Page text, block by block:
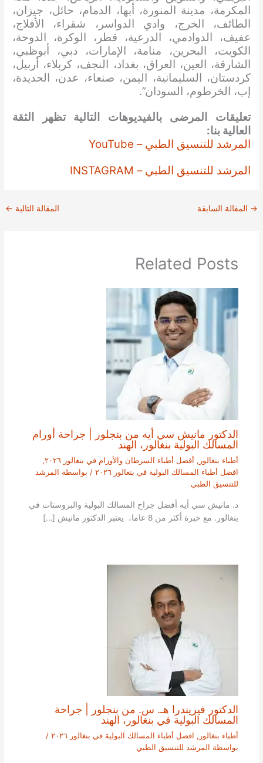
المكرمة، مدينة المنورة، أبها، الدمام، حائل، جيزان،
الطائف، الخرج، وادي الدواسر، شقراء، الأفلاج،
عفيف، الدوادمي، الدرعية، قطر، الوكرة، الدوحة،
الكويت، البحرين، منامة، الإمارات، دبي، أبوظبي،
الشارقة، العين، العراق، بغداد، النجف، كربلاء، أربيل،
كردستان، السليمانية، اليمن، صنعاء، عدن، الحديدة،
إب، الخرطوم، السودان”.
تعليقات المرضى بالفيديوهات التالية تظهر الثقة
العالية بنا:
المرشد للتنسيق الطبي – YouTube
المرشد للتنسيق الطبي – INSTAGRAM
→ المقالة السابقة المقالة التالية ←
Related Posts
الدكتور مانيش سي أيه من بنجلور | جراحة أورام
المسالك البولية بنغالور، الهند
أطباء بنغالور , أفضل أطباء السرطان والأورام في بنغالور ٢٠٢٦
,
افضل أطباء المسالك البولية في بنغالور ٢٠٢٦
/ بواسطة المرشد
للتنسيق الطبي
د. مانيش سي أيه أفضل جراح المسالك البولية والبروستات في
بنغالور. مع خبرة أكثر من 8 عاما، يعتبر الدكتور مانيش […]
الدكتور فيريندرا هـ. س. من بنجلور | جراحة
المسالك البولية في بنغالور، الهند
أطباء بنغالور , افضل أطباء المسالك البولية في بنغالور ٢٠٢٦
/
بواسطة المرشد للتنسيق الطبي